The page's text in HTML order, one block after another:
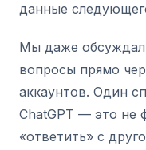
данные
Мы даже
вопросы прямо
аккаунтов. Один
ChatGPT — это
«ответить» с